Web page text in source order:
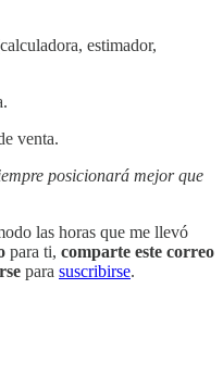
estimador,
venta.
posicionará mejor que
las horas que me llevó
para ti, comparte este correo
para suscribirse.